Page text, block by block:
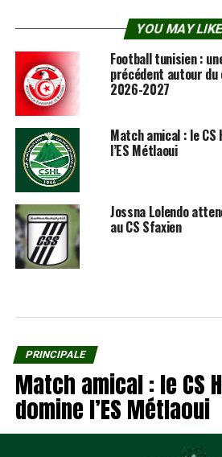
YOU MAY
Football tunisien :
précédent autour
2026-2027
Match amical : le
l’ES Métlaoui
Jossna Lolendo
au CS Sfaxien
PRINCIPALE
Match amical : le CS
domine l’ES Métlaoui